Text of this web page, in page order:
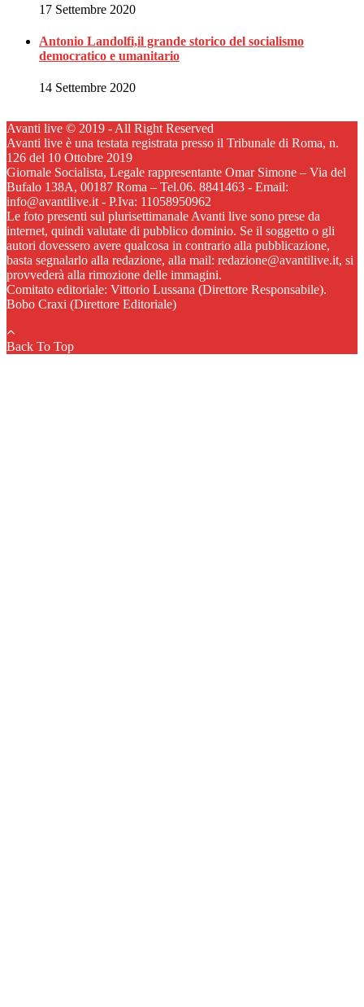
17 Settembre 2020
Antonio Landolfi,il grande storico del socialismo
democratico e umanitario
14 Settembre 2020
Avanti live © 2019 - All Right Reserved
Avanti live è una testata registrata presso il Tribunale di Roma, n.
126 del 10 Ottobre 2019
Giornale Socialista, Legale rappresentante Omar Simone – Via del
Bufalo 138A, 00187 Roma – Tel.06. 8841463 - Email:
info@avantilive.it - P.Iva: 11058950962
Le foto presenti sul plurisettimanale Avanti live sono prese da
internet, quindi valutate di pubblico dominio. Se il soggetto o gli
autori dovessero avere qualcosa in contrario alla pubblicazione,
basta segnalarlo alla redazione, alla mail: redazione@avantilive.it, si
provvederà alla rimozione delle immagini.
Comitato editoriale: Vittorio Lussana (Direttore Responsabile).
Bobo Craxi (Direttore Editoriale)
Back To Top